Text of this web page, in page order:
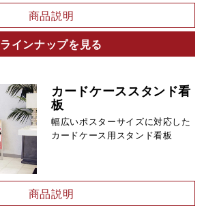
商品説明
ラインナップを見る
カードケーススタンド看
板
幅広いポスターサイズに対応した
カードケース用スタンド看板
商品説明